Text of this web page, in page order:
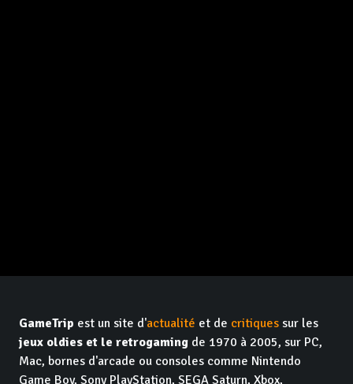
GameTrip est un site d'actualité et de critiques sur les
jeux oldies et le retrogaming de 1970 à 2005, sur PC,
Mac, bornes d'arcade ou consoles comme Nintendo
Game Boy, Sony PlayStation, SEGA Saturn, Xbox,